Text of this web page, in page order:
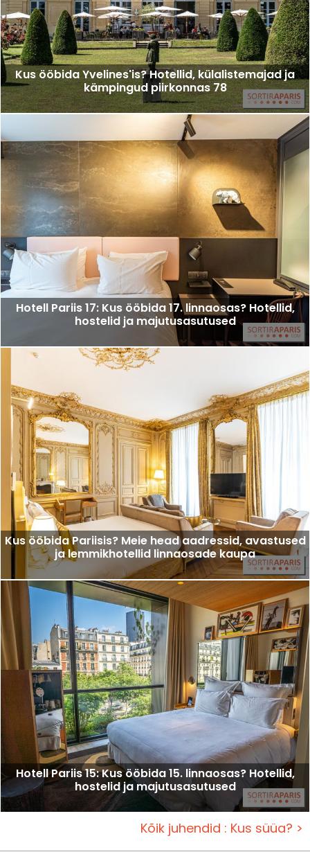
Kus ööbida Yvelines'is? Hotellid, külalistemajad ja
kämpingud piirkonnas 78
Hotell Pariis 17: Kus ööbida 17. linnaosas? Hotellid,
hostelid ja majutusasutused
Kus ööbida Pariisis? Meie head aadressid, avastused
ja lemmikhotellid linnaosade kaupa
Hotell Pariis 15: Kus ööbida 15. linnaosas? Hotellid,
hostelid ja majutusasutused
Kõik juhendid : Kus süüa? >